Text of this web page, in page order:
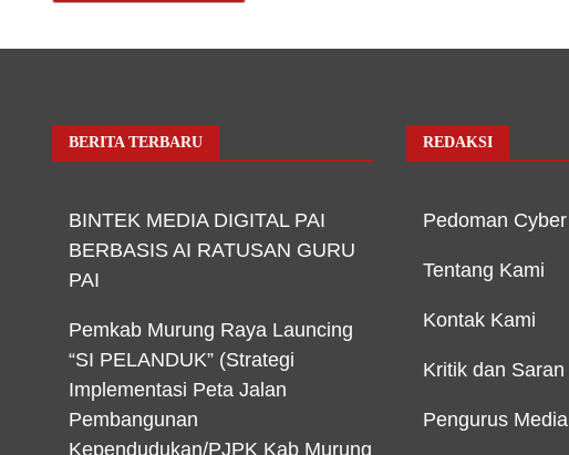
BERITA TERBARU
BINTEK MEDIA DIGITAL PAI
BERBASIS AI RATUSAN GURU
PAI
Pemkab Murung Raya Launcing
“SI PELANDUK” (Strategi
Implementasi Peta Jalan
Pembangunan
Kependudukan/PJPK Kab Murung
REDAKSI
Pedoman Cyber
Tentang Kami
Kontak Kami
Kritik dan Saran
Pengurus Media